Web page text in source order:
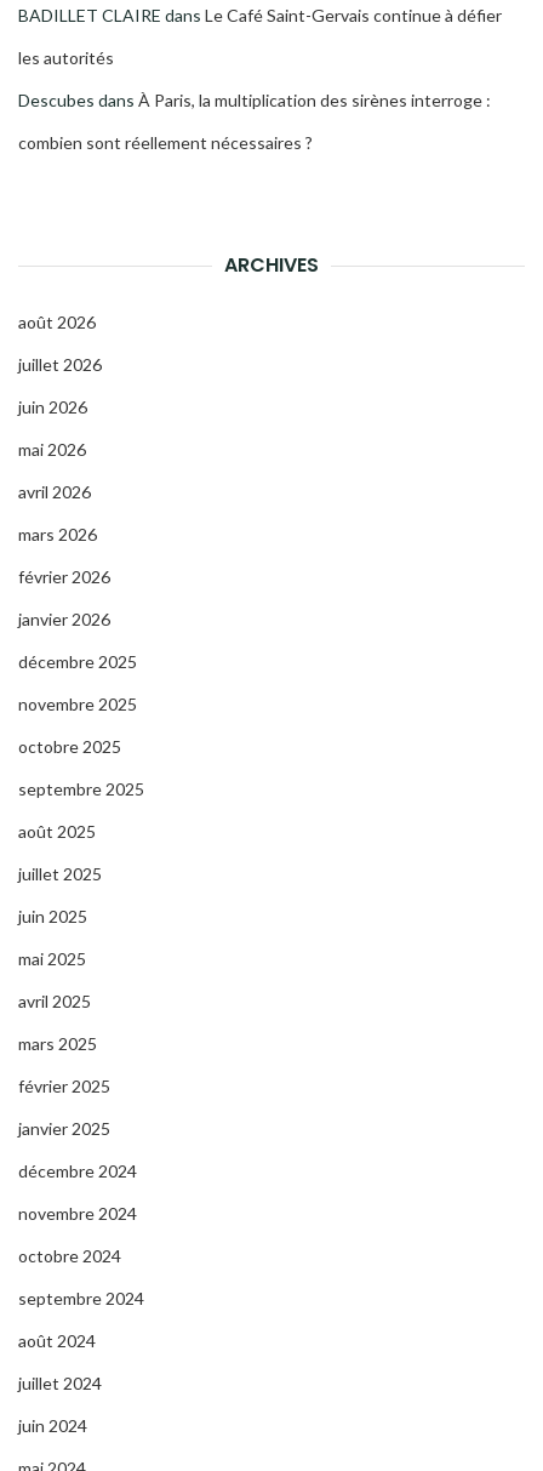
BADILLET CLAIRE dans Le Café Saint-Gervais continue à défier
les autorités
Descubes dans À Paris, la multiplication des sirènes interroge :
combien sont réellement nécessaires ?
ARCHIVES
août 2026
juillet 2026
juin 2026
mai 2026
avril 2026
mars 2026
février 2026
janvier 2026
décembre 2025
novembre 2025
octobre 2025
septembre 2025
août 2025
juillet 2025
juin 2025
mai 2025
avril 2025
mars 2025
février 2025
janvier 2025
décembre 2024
novembre 2024
octobre 2024
septembre 2024
août 2024
juillet 2024
juin 2024